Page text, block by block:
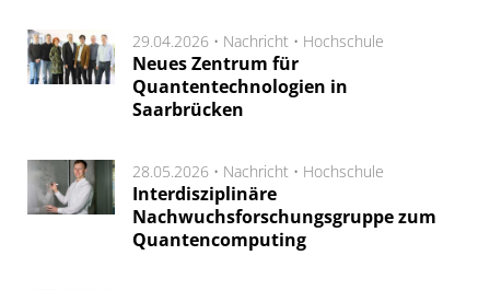
29.04.2026 • Nachricht • Hochschule
Neues Zentrum für
Quantentechnologien in
Saarbrücken
28.05.2026 • Nachricht • Hochschule
Interdisziplinäre
Nachwuchsforschungsgruppe zum
Quantencomputing